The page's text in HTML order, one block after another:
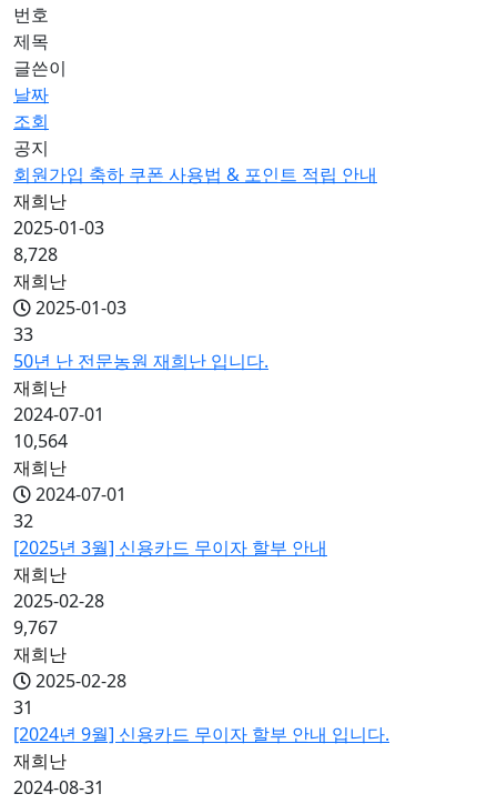
번호
제목
글쓴이
날짜
조회
공지
회원가입 축하 쿠폰 사용법 & 포인트 적립 안내
재희난
2025-01-03
8,728
재희난
2025-01-03
33
50년 난 전문농원 재희난 입니다.
재희난
2024-07-01
10,564
재희난
2024-07-01
32
[2025년 3월] 신용카드 무이자 할부 안내
재희난
2025-02-28
9,767
재희난
2025-02-28
31
[2024년 9월] 신용카드 무이자 할부 안내 입니다.
재희난
2024-08-31